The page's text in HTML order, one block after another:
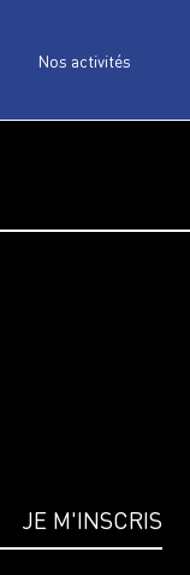
Nos activités